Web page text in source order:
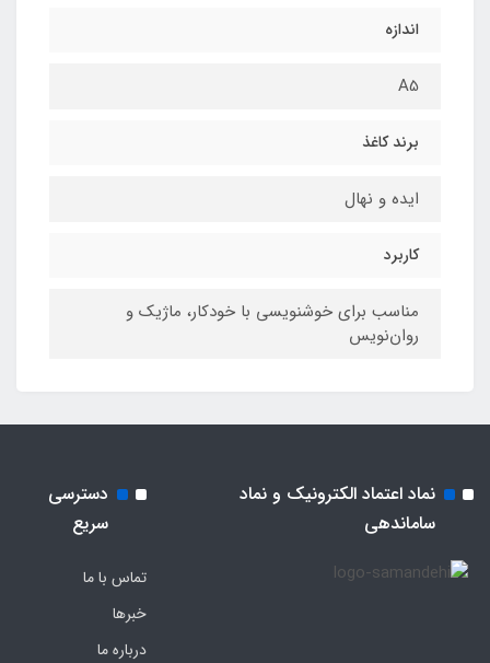
اندازه
A5
برند کاغذ
ایده و نهال
کاربرد
مناسب برای خوشنویسی با خودکار، ماژیک و
روان‌نویس
نماد اعتماد الکترونیک و نماد
ساماندهی
دسترسی
سریع
تماس با ما
خبرها
درباره ما